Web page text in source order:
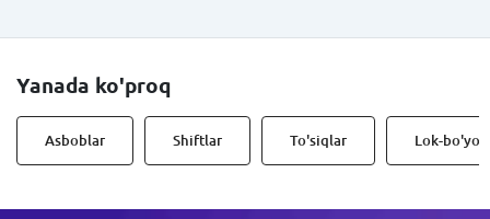
Yanada ko'proq
Asboblar Shiftlar To'siqlar Lok-bo'yoq